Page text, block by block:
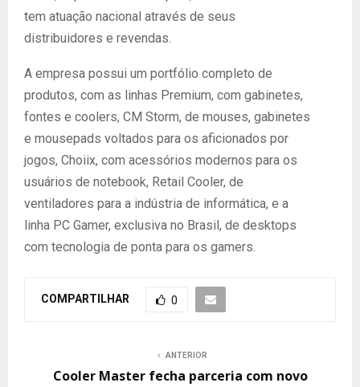
tem atuação nacional através de seus
distribuidores e revendas.
A empresa possui um portfólio completo de
produtos, com as linhas Premium, com gabinetes,
fontes e coolers, CM Storm, de mouses, gabinetes
e mousepads voltados para os aficionados por
jogos, Choiix, com acessórios modernos para os
usuários de notebook, Retail Cooler, de
ventiladores para a indústria de informática, e a
linha PC Gamer, exclusiva no Brasil, de desktops
com tecnologia de ponta para os gamers.
COMPARTILHAR 0
ANTERIOR
Cooler Master fecha parceria com novo